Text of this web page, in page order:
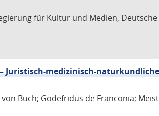
für Kultur und Medien,
– Juristisch-medizinisch-
von Buch; Godefridus de Franconia;